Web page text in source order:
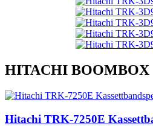
HITACHI BOOMBOX
Hitachi TRK-7250E